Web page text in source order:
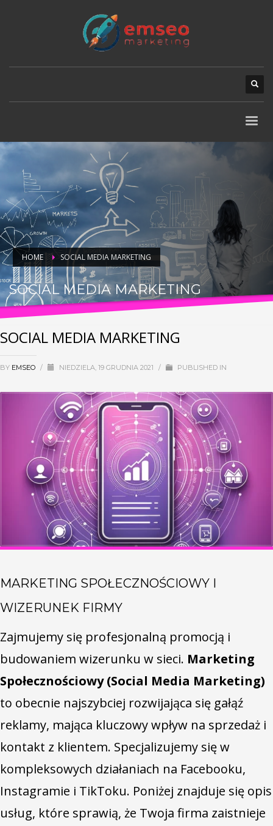
HOME SOCIAL MEDIA MARKETING
SOCIAL MEDIA MARKETING
SOCIAL MEDIA MARKETING
BY EMSEO / NIEDZIELA, 19 GRUDNIA 2021 / PUBLISHED IN
MARKETING SPOŁECZNOŚCIOWY I
WIZERUNEK FIRMY
Zajmujemy się profesjonalną promocją i
budowaniem wizerunku w sieci. Marketing
Społecznościowy (Social Media Marketing)
to obecnie najszybciej rozwijająca się gałąź
reklamy, mająca kluczowy wpływ na sprzedaż i
kontakt z klientem. Specjalizujemy się w
kompleksowych działaniach na Facebooku,
Instagramie i TikToku. Poniżej znajduje się opis
usług, które sprawią, że Twoja firma zaistnieje